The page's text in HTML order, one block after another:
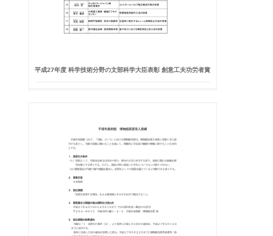
平成27年度 科学技術分野の文部科学大臣表彰 創意工夫功労者賞